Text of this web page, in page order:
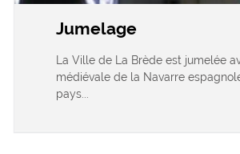
Jumelage
La Ville de La Brède est jumelée
médiévale de la Navarre
pays...